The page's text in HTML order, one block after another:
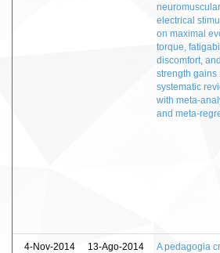
neuromuscular
electrical
on maximal
torque,
discomfort, and
strength gains
systematic
with meta-
and meta-
4-Nov-2014 13-Ago-2014
A pedagogia